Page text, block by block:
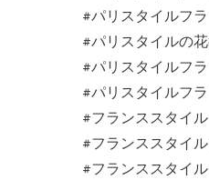
#パリスタイルフ
#パリスタイルの
#パリスタイルフ
#パリスタイルフ
#フランススタイル
#フランススタイ
#フランススタイ